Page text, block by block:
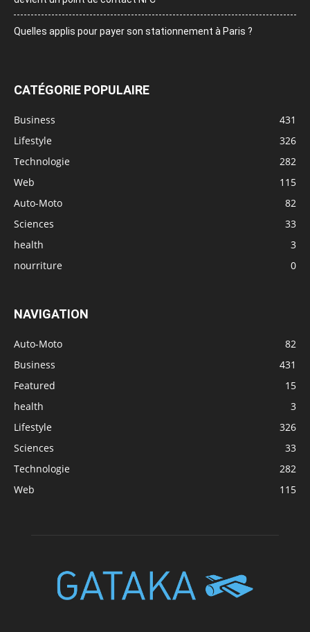
Quelles applis pour payer son stationnement à Paris ?
CATÉGORIE POPULAIRE
Business
431
Lifestyle
326
Technologie
282
Web
115
Auto-Moto
82
Sciences
33
health
3
nourriture
0
NAVIGATION
Auto-Moto
82
Business
431
Featured
15
health
3
Lifestyle
326
Sciences
33
Technologie
282
Web
115